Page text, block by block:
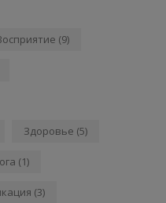
(9)
Здоровье (5)
(1)
(3)